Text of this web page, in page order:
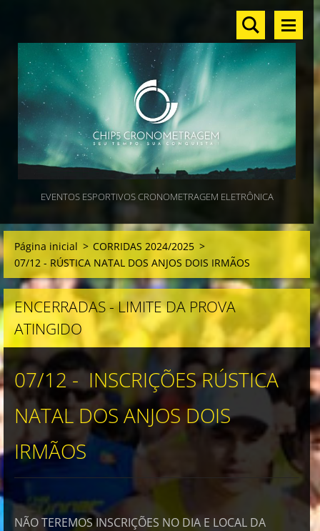
EVENTOS ESPORTIVOS CRONOMETRAGEM ELETRÔNICA
Página inicial > CORRIDAS 2024/2025 >
07/12 - RÚSTICA NATAL DOS ANJOS DOIS IRMÃOS
ENCERRADAS - LIMITE DA PROVA
ATINGIDO
07/12 - INSCRIÇÕES RÚSTICA
NATAL DOS ANJOS DOIS
IRMÃOS
NÃO TEREMOS INSCRIÇÕES NO DIA E LOCAL DA